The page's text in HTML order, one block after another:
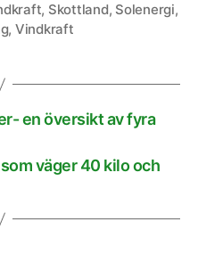
, Skottland, Solenergi,
, Vindkraft
en översikt av fyra
väger 40 kilo och